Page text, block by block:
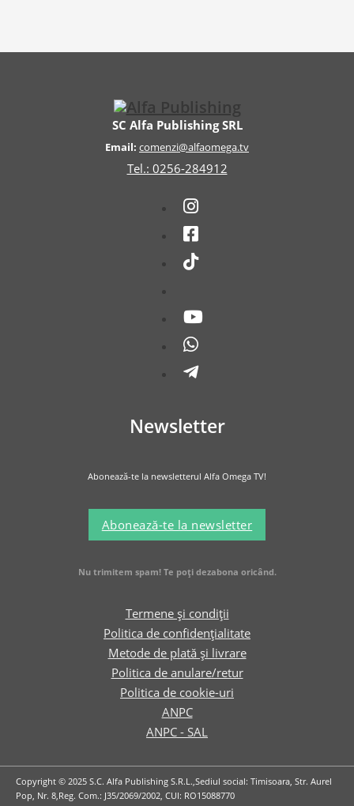
SC Alfa Publishing SRL
Email: comenzi@alfaomega.tv
Tel.: 0256-284912
Newsletter
Abonează-te la newsletterul Alfa Omega TV!
Abonează-te la newsletter
Nu trimitem spam! Te poți dezabona oricând.
Termene și condiții
Politica de confidențialitate
Metode de plată și livrare
Politica de anulare/retur
Politica de cookie-uri
ANPC
ANPC - SAL
Copyright © 2025 S.C. Alfa Publishing S.R.L.,Sediul social: Timisoara, Str. Aurel
Pop, Nr. 8,Reg. Com.: J35/2069/2002, CUI: RO15088770